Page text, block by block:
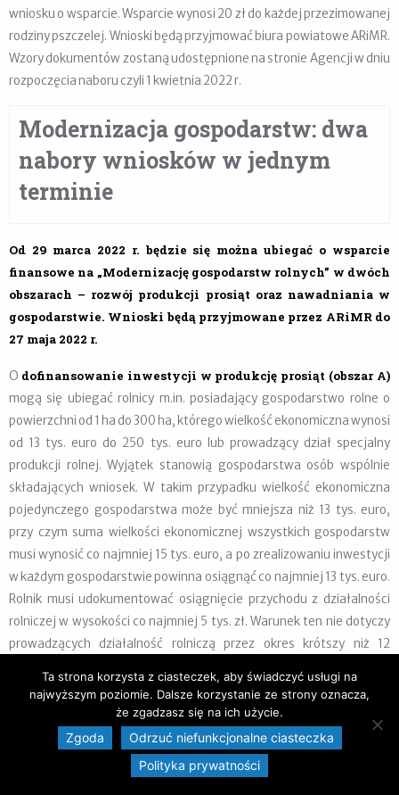
wniosku o wsparcie. Wsparcie wynosi 20 zł do każdej przezimowanej
rodziny pszczelej. Wnioski będą przyjmować biura powiatowe ARiMR.
Wzory dokumentów zostaną udostępnione na stronie Agencji w dniu
rozpoczęcia naboru czyli 1 kwietnia 2022 r.
Modernizacja gospodarstw: dwa
nabory wniosków w jednym
terminie
Od 29 marca 2022 r. będzie się można ubiegać o wsparcie
finansowe na „Modernizację gospodarstw rolnych” w dwóch
obszarach – rozwój produkcji prosiąt oraz nawadniania w
gospodarstwie. Wnioski będą przyjmowane przez ARiMR do
27 maja 2022 r.
O dofinansowanie inwestycji w produkcję prosiąt (obszar A)
mogą się ubiegać rolnicy m.in. posiadający gospodarstwo rolne o
powierzchni od 1 ha do 300 ha, którego wielkość ekonomiczna wynosi
od 13 tys. euro do 250 tys. euro lub prowadzący dział specjalny
produkcji rolnej. Wyjątek stanowią gospodarstwa osób wspólnie
składających wniosek. W takim przypadku wielkość ekonomiczna
pojedynczego gospodarstwa może być mniejsza niż 13 tys. euro,
przy czym suma wielkości ekonomicznej wszystkich gospodarstw
musi wynosić co najmniej 15 tys. euro, a po zrealizowaniu inwestycji
w każdym gospodarstwie powinna osiągnąć co najmniej 13 tys. euro.
Rolnik musi udokumentować osiągnięcie przychodu z działalności
rolniczej w wysokości co najmniej 5 tys. zł. Warunek ten nie dotyczy
prowadzących działalność rolniczą przez okres krótszy niż 12
pomocy.
Inwestycja zrealizowana w tym obszarze wsparcia musi
doprowadzić do osiągnięcia wzrostu wartości dodanej brutto w
gospodarstwie (GVA) co najmniej o 10 proc.
Ta strona korzysta z ciasteczek, aby świadczyć usługi na
najwyższym poziomie. Dalsze korzystanie ze strony oznacza,
że zgadzasz się na ich użycie.
Zgoda
Odrzuć niefunkcjonalne ciasteczka
Polityka prywatności